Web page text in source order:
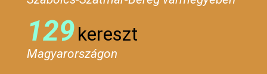
129kereszt
Magyarországon